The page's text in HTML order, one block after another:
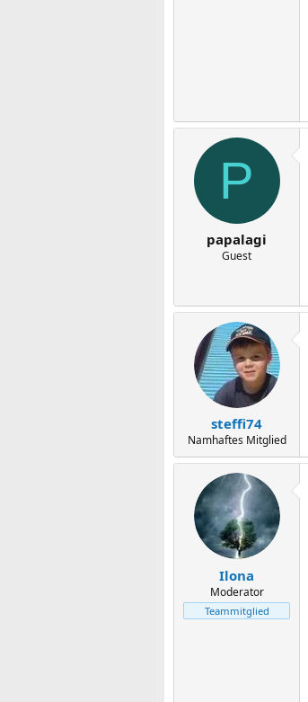
P
papalagi
Guest
steffi74
Namhaftes Mitglied
Ilona
Moderator
Teammitglied